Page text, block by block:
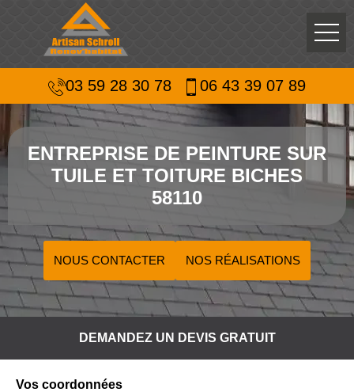
03 59 28 30 78 06 43 39 07 89
ENTREPRISE DE PEINTURE SUR
TUILE ET TOITURE BICHES
58110
NOUS CONTACTER NOS RÉALISATIONS
DEMANDEZ UN DEVIS GRATUIT
Vos coordonnées